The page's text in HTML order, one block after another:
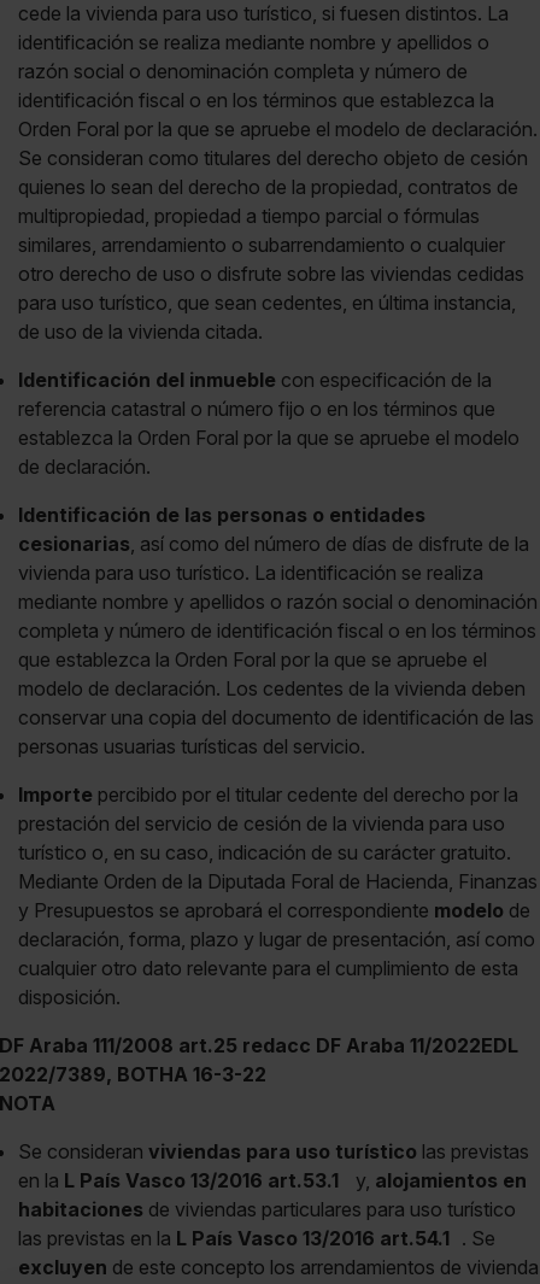
cede la vivienda para uso turístico, si fuesen distintos. La
identificación se realiza mediante nombre y apellidos o
razón social o denominación completa y número de
identificación fiscal o en los términos que establezca la
Orden Foral por la que se apruebe el modelo de declaración.
Se consideran como titulares del derecho objeto de cesión
quienes lo sean del derecho de la propiedad, contratos de
multipropiedad, propiedad a tiempo parcial o fórmulas
similares, arrendamiento o subarrendamiento o cualquier
otro derecho de uso o disfrute sobre las viviendas cedidas
para uso turístico, que sean cedentes, en última instancia,
de uso de la vivienda citada.
Identificación del inmueble con especificación de la
referencia catastral o número fijo o en los términos que
establezca la Orden Foral por la que se apruebe el modelo
de declaración.
Identificación de las personas o entidades
cesionarias, así como del número de días de disfrute de la
vivienda para uso turístico. La identificación se realiza
mediante nombre y apellidos o razón social o denominación
completa y número de identificación fiscal o en los términos
que establezca la Orden Foral por la que se apruebe el
modelo de declaración. Los cedentes de la vivienda deben
conservar una copia del documento de identificación de las
personas usuarias turísticas del servicio.
Importe percibido por el titular cedente del derecho por la
prestación del servicio de cesión de la vivienda para uso
turístico o, en su caso, indicación de su carácter gratuito.
Mediante Orden de la Diputada Foral de Hacienda, Finanzas
y Presupuestos se aprobará el correspondiente modelo de
declaración, forma, plazo y lugar de presentación, así como
cualquier otro dato relevante para el cumplimiento de esta
disposición.
DF Araba 111/2008 art.25 redacc DF Araba 11/2022EDL
2022/7389, BOTHA 16-3-22
NOTA
Se consideran viviendas para uso turístico las previstas
en la L País Vasco 13/2016 art.53.1 y, alojamientos en
habitaciones de viviendas particulares para uso turístico
las previstas en la L País Vasco 13/2016 art.54.1 . Se
excluyen de este concepto los arrendamientos de vivienda